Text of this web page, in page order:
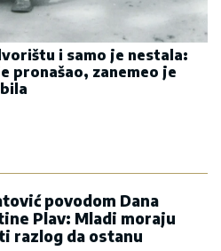
i samo je nestala:
pronašao, zanemeo je
povodom Dana
Plav: Mladi moraju
razlog da ostanu